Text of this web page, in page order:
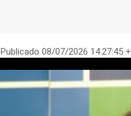
Publicado 08/07/2026 14:27:45